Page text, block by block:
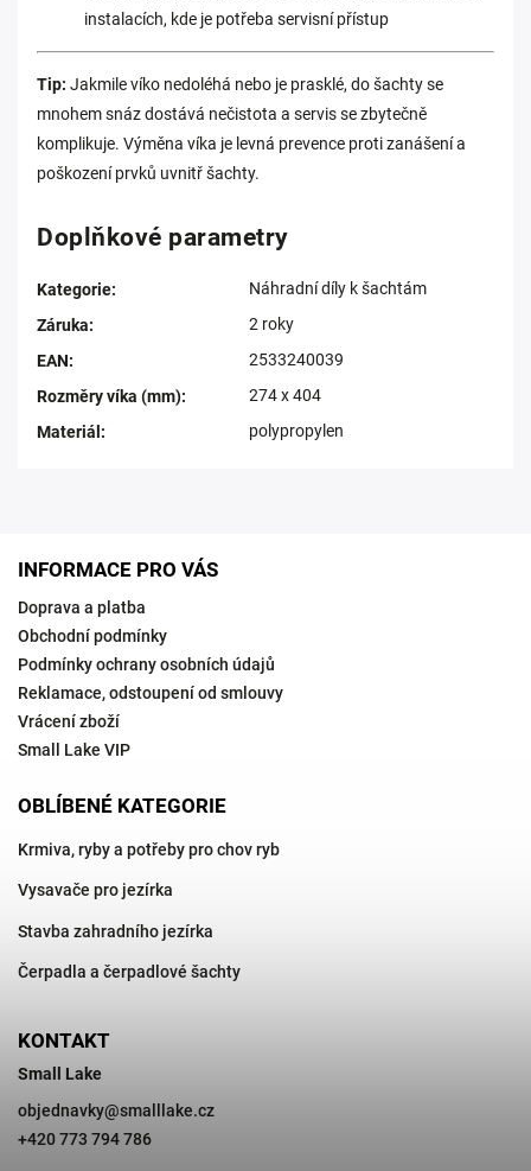
instalacích, kde je potřeba servisní přístup
Tip: Jakmile víko nedoléhá nebo je prasklé, do šachty se
mnohem snáz dostává nečistota a servis se zbytečně
komplikuje. Výměna víka je levná prevence proti zanášení a
poškození prvků uvnitř šachty.
Doplňkové parametry
Kategorie:
Náhradní díly k šachtám
Záruka:
2 roky
EAN:
2533240039
Rozměry víka (mm):
274 x 404
Materiál : polypropylen
INFORMACE PRO VÁS
Doprava a platba
Obchodní podmínky
Podmínky ochrany osobních údajů
Reklamace, odstoupení od smlouvy
Vrácení zboží
Small Lake VIP
OBLÍBENÉ KATEGORIE
Krmiva, ryby a potřeby pro chov ryb
Vysavače pro jezírka
Stavba zahradního jezírka
Čerpadla a čerpadlové šachty
KONTAKT
Small Lake
objednavky@smalllake.cz
+420 773 794 786